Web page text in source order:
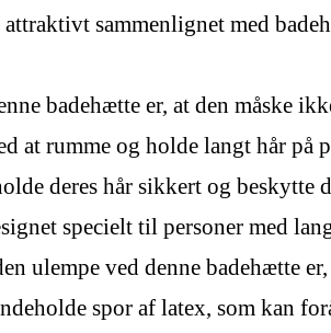
sammenlignet med
badehætte er, at den måske
at rumme og holde langt hår på
deres hår sikkert og
specielt til personer med
ulempe ved denne badehætte
spor af latex, som kan